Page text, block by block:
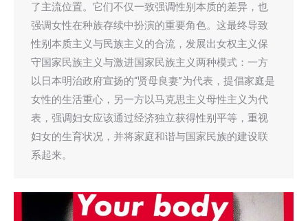
了主流位置。它们不仅一致强调性别本质的差异，也
强调女性在种族存续中扮演的重要角色。这最终导致
性别本质主义与民族主义的合流，发展出女权主义保
守国家民族主义与激进国家民族主义两种模式：一方
以日本明治政府宣扬的“贤母良妻”为代表，提倡家庭是
女性的生活重心，另一方以马克思主义母性主义为代
表，强调妇女应该通过经济独立获得性别平等，重视
妇女的生育状况，并将家庭和谐与国家民族的建设联
系起来。